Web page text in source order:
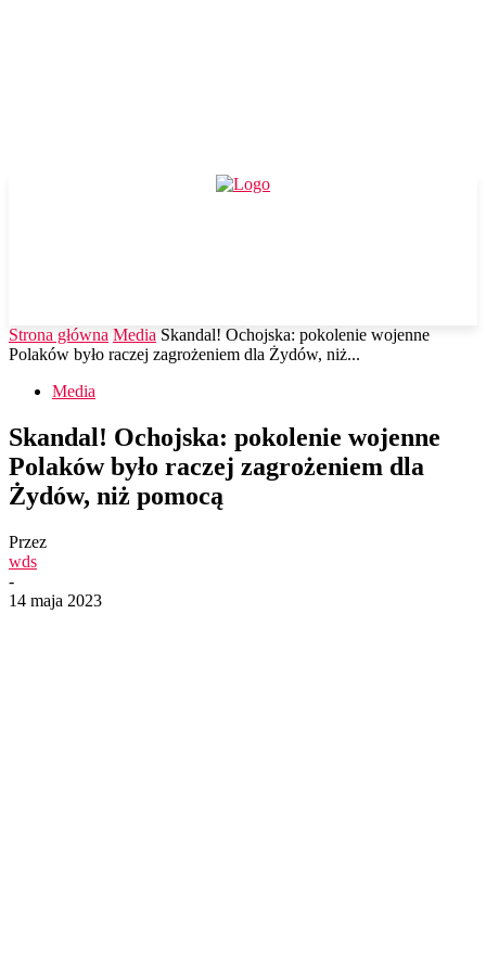
Strona główna Media Skandal! Ochojska: pokolenie wojenne
Polaków było raczej zagrożeniem dla Żydów, niż...
Media
Skandal! Ochojska: pokolenie wojenne
Polaków było raczej zagrożeniem dla
Żydów, niż pomocą
Przez
wds
-
14 maja 2023